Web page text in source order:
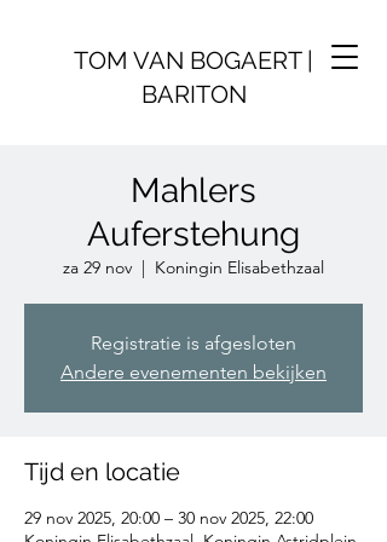
TOM VAN BOGAERT |
BARITON
Mahlers
Auferstehung
za 29 nov
  |
Koningin Elisabethzaal
Registratie is afgesloten
Andere evenementen bekijken
Tijd en locatie
29 nov 2025, 20:00 – 30 nov 2025, 22:00